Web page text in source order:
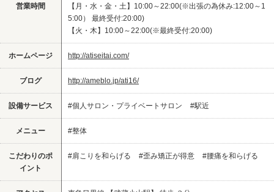
営業時間
【月・水・金・土】10:00～22:00(※出張の為休み:12:00～1
5:00） 最終受付:20:00)
【火・木】10:00～22:00(※最終受付:20:00)
ホームページ http://atiseitai.com/
ブログ http://ameblo.jp/ati16/
設備サービス #個人サロン・プライベートサロン #駅近
メニュー #整体
こだわりのポ
イント
#肩こりを和らげる #歪み矯正が得意 #腰痛を和らげる